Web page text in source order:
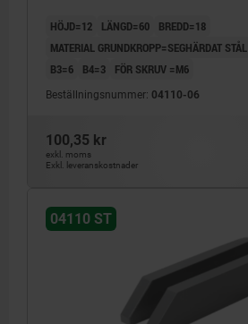
HÖJD=12 LÄNGD=60
BREDD=18
MATERIAL GRUNDKROPP=SEGHÄRDAT STÅL
B3=6
B4=3 FÖR SKRUV =M6
Beställningsnummer: 04110-06
100,35 kr
exkl. moms
Exkl. leveranskostnader
04110 ST